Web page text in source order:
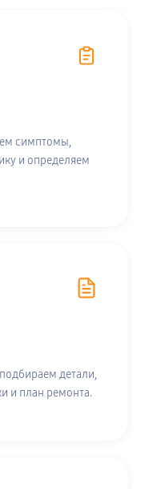
симптомы,
и определяем
детали,
и план ремонта.